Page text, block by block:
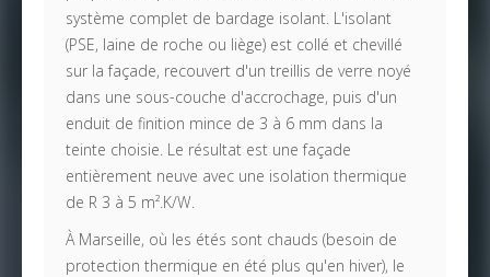
système complet de bardage isolant. L'isolant
(PSE, laine de roche ou liège) est collé et chevillé
sur la façade, recouvert d'un treillis de verre noyé
dans une sous-couche d'accrochage, puis d'un
enduit de finition mince de 3 à 6 mm dans la
teinte choisie. Le résultat est une façade
entièrement neuve avec une isolation thermique
de R 3 à 5 m².K/W.
À Marseille, où les étés sont chauds (besoin de
protection thermique en été plus qu'en hiver), le